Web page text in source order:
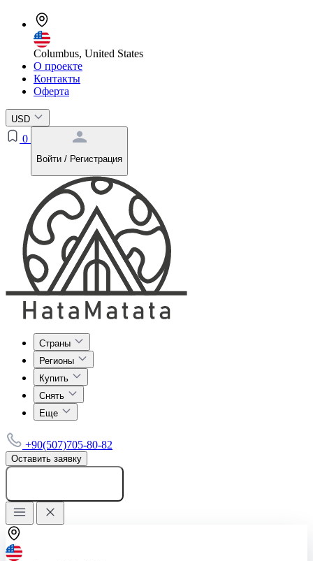
Columbus, United States
О проекте
Контакты
Оферта
USD
0
Войти / Регистрация
Страны
Регионы
Купить
Снять
Еще
+90(507)705-80-82
Оставить заявку